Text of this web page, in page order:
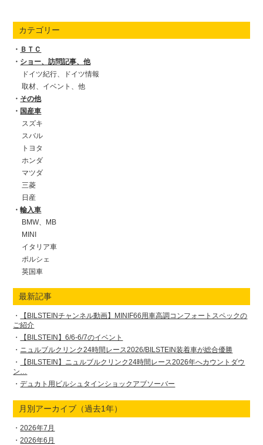
カテゴリー
ＢＴＣ
ショー、訪問記事、他
ドイツ紀行、ドイツ情報
取材、イベント、他
その他
国産車
スズキ
スバル
トヨタ
ホンダ
マツダ
三菱
日産
輸入車
BMW、MB
MINI
イタリア車
ポルシェ
英国車
最新記事
【BILSTEINチャンネル動画】MINIF66用車高調コンフォートスペックの
ご紹介
【BILSTEIN】6/6-6/7のイベント
ニュルブルクリンク24時間レース2026/BILSTEIN装着車が総合優勝
【BILSTEIN】ニュルブルクリンク24時間レース2026年へカウントダウ
ン…
デュカト用ビルシュタインショックアブソーバー
月別アーカイブ（過去1年）
2026年7月
2026年6月